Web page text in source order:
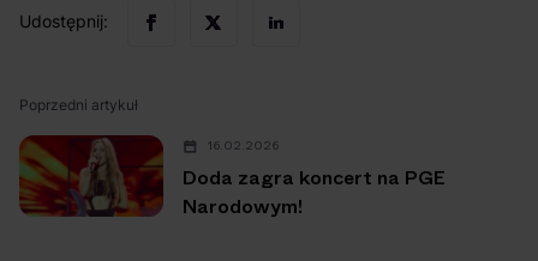
Udostępnij:
Poprzedni artykuł
16.02.2026
Doda zagra koncert na PGE
Narodowym!